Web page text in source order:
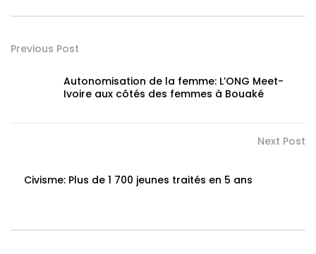
Previous Post
Autonomisation de la femme: L’ONG Meet-
Ivoire aux côtés des femmes à Bouaké
Next Post
Civisme: Plus de 1 700 jeunes traités en 5 ans